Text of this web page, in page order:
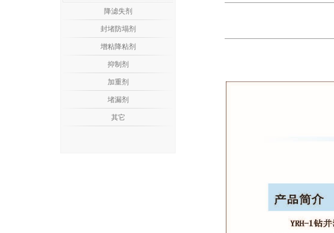
降滤失剂
封堵防塌剂
增粘降粘剂
抑制剂
加重剂
堵漏剂
其它